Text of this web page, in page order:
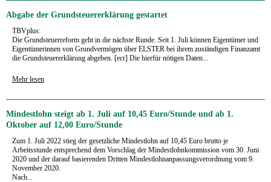
Abgabe der Grundsteuererklärung gestartet
TBVplus:
Die Grundsteuerreform geht in die nächste Runde. Seit 1. Juli können Eigentümer und
Eigentümerinnen von Grundvermögen über ELSTER bei ihrem zuständigen Finanzamt
die Grundsteuererklärung abgeben. [ecr] Die hierfür nötigen Daten...
Mehr lesen
Mindestlohn steigt ab 1. Juli auf 10,45 Euro/Stunde und ab 1.
Oktober auf 12,00 Euro/Stunde
Zum 1. Juli 2022 stieg der gesetzliche Mindestlohn auf 10,45 Euro brutto je
Arbeitsstunde entsprechend dem Vorschlag der Mindestlohnkommission vom 30. Juni
2020 und der darauf basierenden Dritten Mindestlohnanpassungsverordnung vom 9.
November 2020.
Nach...